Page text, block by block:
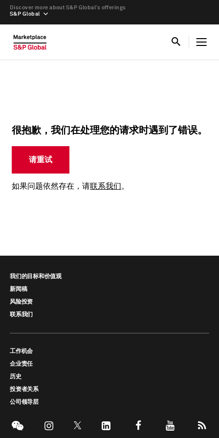
S&P Global
Discover more about S&P Global’s offerings
很抱歉，我们在处理您的请求时遇到了错误。
请重试
如果问题依然存在，请联系我们。
我们的目标和价值观
新闻稿
风险投资
联系我们
工作机会
企业责任
历史
投资者关系
公司领导层